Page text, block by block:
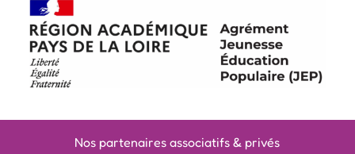
Nos partenaires associatifs & privés